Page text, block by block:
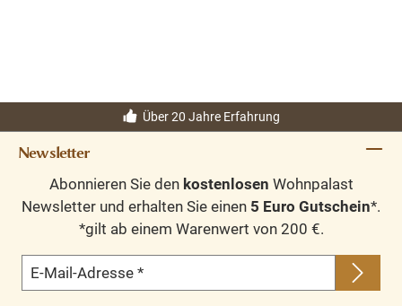
Über 20 Jahre Erfahrung
Newsletter
Abonnieren Sie den kostenlosen Wohnpalast
Newsletter und erhalten Sie einen 5 Euro Gutschein*.
*gilt ab einem Warenwert von 200 €.
E-Mail-Adresse *